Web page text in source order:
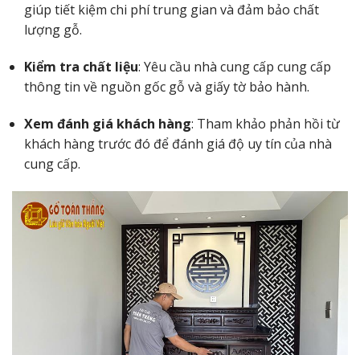
giúp tiết kiệm chi phí trung gian và đảm bảo chất
lượng gỗ.
Kiểm tra chất liệu: Yêu cầu nhà cung cấp cung cấp
thông tin về nguồn gốc gỗ và giấy tờ bảo hành.
Xem đánh giá khách hàng: Tham khảo phản hồi từ
khách hàng trước đó để đánh giá độ uy tín của nhà
cung cấp.